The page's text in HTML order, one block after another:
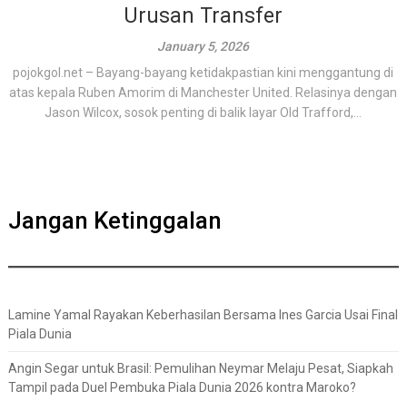
Urusan Transfer
January 5, 2026
pojokgol.net – Bayang-bayang ketidakpastian kini menggantung di
atas kepala Ruben Amorim di Manchester United. Relasinya dengan
Jason Wilcox, sosok penting di balik layar Old Trafford,...
Jangan Ketinggalan
Lamine Yamal Rayakan Keberhasilan Bersama Ines Garcia Usai Final
Piala Dunia
Angin Segar untuk Brasil: Pemulihan Neymar Melaju Pesat, Siapkah
Tampil pada Duel Pembuka Piala Dunia 2026 kontra Maroko?